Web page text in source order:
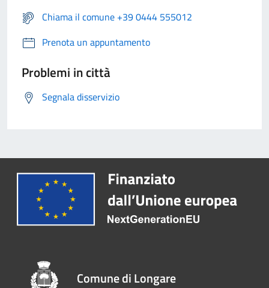
Chiama il comune +39 0444 555012
Prenota un appuntamento
Problemi in città
Segnala disservizio
Comune di Longare